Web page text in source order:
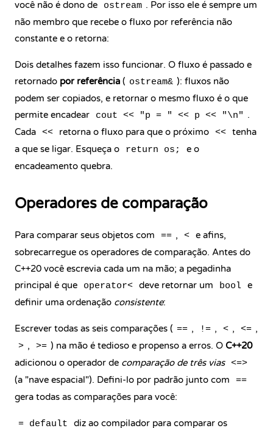
você não é dono de ostream . Por isso ele é sempre um
não membro que recebe o fluxo por referência não
constante e o retorna:
Dois detalhes fazem isso funcionar. O fluxo é passado e
retornado por referência ( ostream& ): fluxos não
podem ser copiados, e retornar o mesmo fluxo é o que
permite encadear
cout << "p = " << p << "\n" .
Cada << retorna o fluxo para que o próximo << tenha
a que se ligar. Esqueça o
return os;
e o
encadeamento quebra.
Operadores de comparação
Para comparar seus objetos com == , < e afins,
sobrecarregue os operadores de comparação. Antes do
C++20 você escrevia cada um na mão; a pegadinha
principal é que
operator< deve retornar um bool e
definir uma ordenação consistente:
Escrever todas as seis comparações ( == , != , < , <= ,
> , >= ) na mão é tedioso e propenso a erros. O C++20
adicionou o operador de comparação de três vias <=>
(a "nave espacial"). Defini-lo por padrão junto com ==
gera todas as comparações para você:
= default
diz ao compilador para comparar os